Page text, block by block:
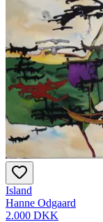
Island
Hanne Odgaard
2.000 DKK